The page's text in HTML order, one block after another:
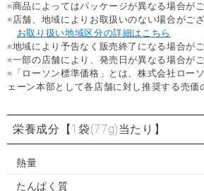
※商品によってはパッケージが異なる場合がご
※店舗、地域によりお取扱いのない場合がござ
お取り扱い地域区分の詳細はこちら
※地域により予告なく販売終了になる場合がご
※一部の店舗により、発売日が異なる場合がご
※「ローソン標準価格」とは、株式会社ロー
ェーン本部として各店舗に対し推奨する売価
栄養成分 【1袋(77g)当たり】
熱量
たんぱく質